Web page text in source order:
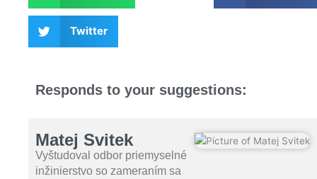
Twitter
Responds to your suggestions:
Matej Svitek
Vyštudoval odbor priemyselné
inžinierstvo so zameraním sa